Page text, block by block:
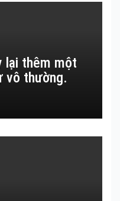
lại thêm một
vô thường.